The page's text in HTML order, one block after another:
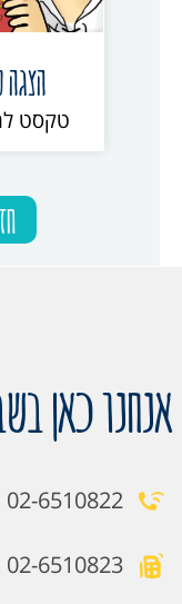
טקסט
אנחנו כאן
02-6510822
02-6510823